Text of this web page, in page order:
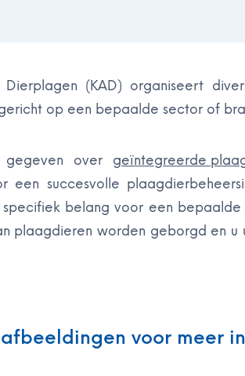
Dierplagen (KAD) organiseert
op een bepaalde sector of
over geïntegreerde
succesvolle
belang voor een
plaagdieren worden geborgd en
voor meer